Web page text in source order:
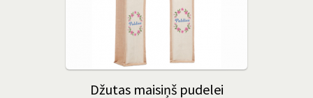
Džutas maisiņš pudelei